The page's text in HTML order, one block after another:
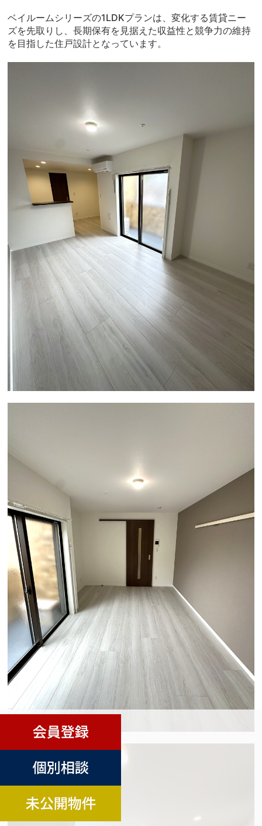
ベイルームシリーズの1LDKプランは、変化する賃貸ニー
ズを先取りし、長期保有を見据えた収益性と競争力の維持
を目指した住戸設計となっています。